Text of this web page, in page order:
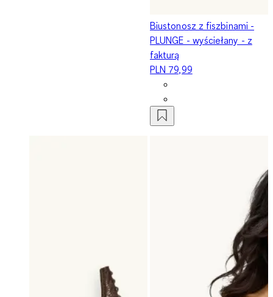
Biustonosz z fiszbinami -
PLUNGE - wyściełany - z
fakturą
PLN 79,99